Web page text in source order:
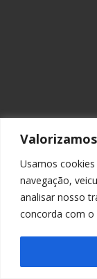
Usamos
navegação,
analisar nosso
concorda com o
Rua São